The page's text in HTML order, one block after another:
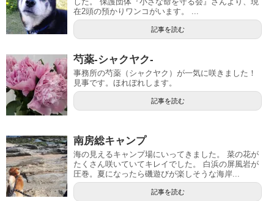
在2頭の預かりワンコがいます。 ...
記事を読む
芍薬-シャクヤク-
事務所の芍薬（シャクヤク）が一気に咲きました！
見事です。ほれぼれします。
記事を読む
南房総キャンプ
海の見えるキャンプ場にいってきました。 菜の花が
たくさん咲いていてキレイでした。 白浜の屏風岩が
圧巻。夏になったら磯遊びが楽しそうな海岸...
記事を読む